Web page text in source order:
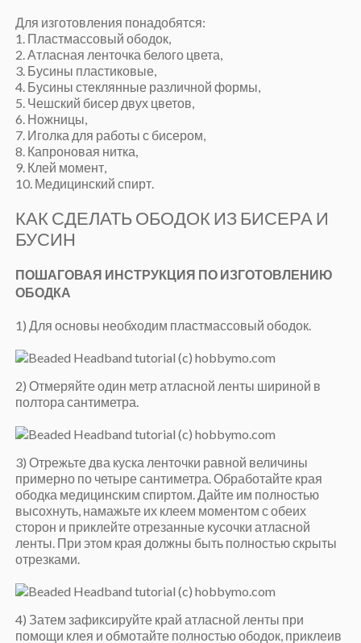
Для изготовления понадобятся:
1. Пластмассовый ободок,
2. Атласная ленточка белого цвета,
3. Бусины пластиковые,
4. Бусины стеклянные различной формы,
5. Чешский бисер двух цветов,
6. Ножницы,
7. Иголка для работы с бисером,
8. Капроновая нитка,
9. Клей момент,
10. Медицинский спирт.
КАК СДЕЛАТЬ ОБОДОК ИЗ БИСЕРА И
БУСИН
ПОШАГОВАЯ ИНСТРУКЦИЯ ПО ИЗГОТОВЛЕНИЮ
ОБОДКА
1) Для основы необходим пластмассовый ободок.
2) Отмеряйте один метр атласной ленты шириной в
полтора сантиметра.
3) Отрежьте два куска ленточки равной величины
примерно по четыре сантиметра. Обработайте края
ободка медицинским спиртом. Дайте им полностью
высохнуть, намажьте их клеем моментом с обеих
сторон и приклейте отрезанные кусочки атласной
ленты. При этом края должны быть полностью скрыты
отрезками.
4) Затем зафиксируйте край атласной ленты при
помощи клея и обмотайте полностью ободок, приклеив